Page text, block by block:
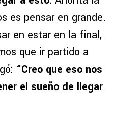
es pensar en grande.
en estar en la final,
que ir partido a
“Creo que eso nos
el sueño de llegar